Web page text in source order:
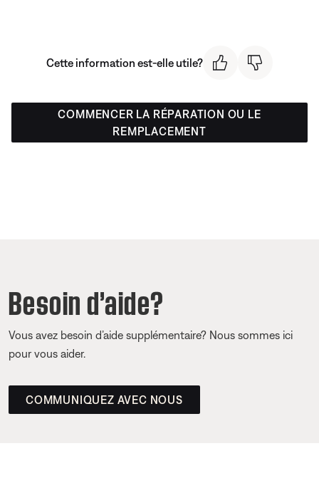
Cette information est-elle utile?
COMMENCER LA RÉPARATION OU LE
REMPLACEMENT
Besoin d’aide?
Vous avez besoin d’aide supplémentaire? Nous sommes ici
pour vous aider.
COMMUNIQUEZ AVEC NOUS